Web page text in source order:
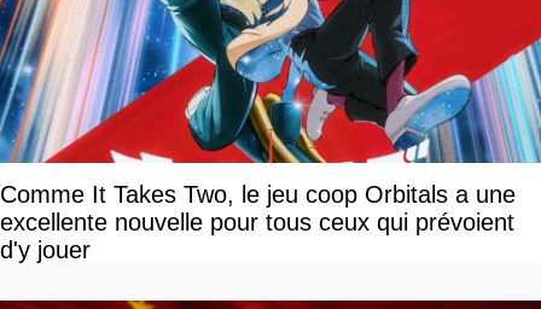
Comme It Takes Two, le jeu coop Orbitals a une
excellente nouvelle pour tous ceux qui prévoient
d'y jouer